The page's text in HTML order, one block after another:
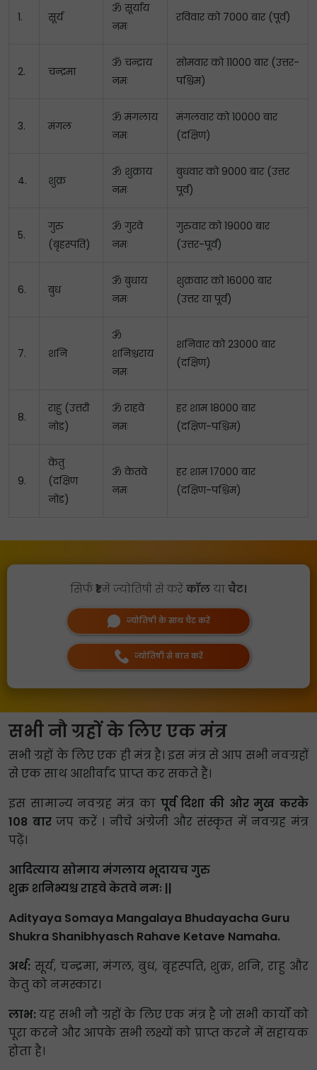
1. सूर्य
ॐ सूर्याय
नमः
रविवार को 7000 बार (पूर्व)
2. चन्द्रमा
ॐ चन्द्राय
नमः
सोमवार को 11000 बार (उत्तर-
पश्चिम)
3. मंगल
ॐ मंगलाय
नमः
मंगलवार को 10000 बार
(दक्षिण)
4. शुक्र
ॐ शुक्राय
नमः
बुधवार को 9000 बार (उत्तर
पूर्व)
5.
गुरु
(बृहस्पति)
ॐ गुरवे
नमः
गुरुवार को 19000 बार
(उत्तर-पूर्व)
6. बुध
ॐ बुधाय
नमः
शुक्रवार को 16000 बार
(उत्तर या पूर्व)
7. शनि
ॐ
शनिश्चराय
नमः
शनिवार को 23000 बार
(दक्षिण)
8.
राहु (उत्तरी
नोड)
ॐ राहवे
नमः
हर शाम 18000 बार
(दक्षिण-पश्चिम)
9.
केतु
(दक्षिण
नोड)
ॐ केतवे
नमः
हर शाम 17000 बार
(दक्षिण-पश्चिम)
सिर्फ₹1में ज्योतिषी से करेंकॉलयाचैट।
ज्योतिषी के साथ चैट करें
ज्योतिषी से बात करें
सभी नौ ग्रहों के लिए एक मंत्र
सभी ग्रहों के लिए एक ही मंत्र है। इस मंत्र से आप सभी नवग्रहों
से एक साथ आशीर्वाद प्राप्त कर सकते हैं।
इस सामान्य नवग्रह मंत्र का पूर्व दिशा की ओर मुख करके
108 बारजप करें । नीचे अंग्रेजी और संस्कृत में नवग्रह मंत्र
पढ़ें।
आदित्याय सोमाय मंगलाय भूदायच गुरु
शुक्र शनिभ्यश्च राहवे केतवे नमः ||
Adityaya Somaya Mangalaya Bhudayacha Guru
Shukra Shanibhyasch Rahave Ketave Namaha.
अर्थ: सूर्य, चन्द्रमा, मंगल, बुध, बृहस्पति, शुक्र, शनि, राहु और
केतु को नमस्कार।
लाभ: यह सभी नौ ग्रहों के लिए एक मंत्र है जो सभी कार्यों को
पूरा करने और आपके सभी लक्ष्यों को प्राप्त करने में सहायक
होता है।